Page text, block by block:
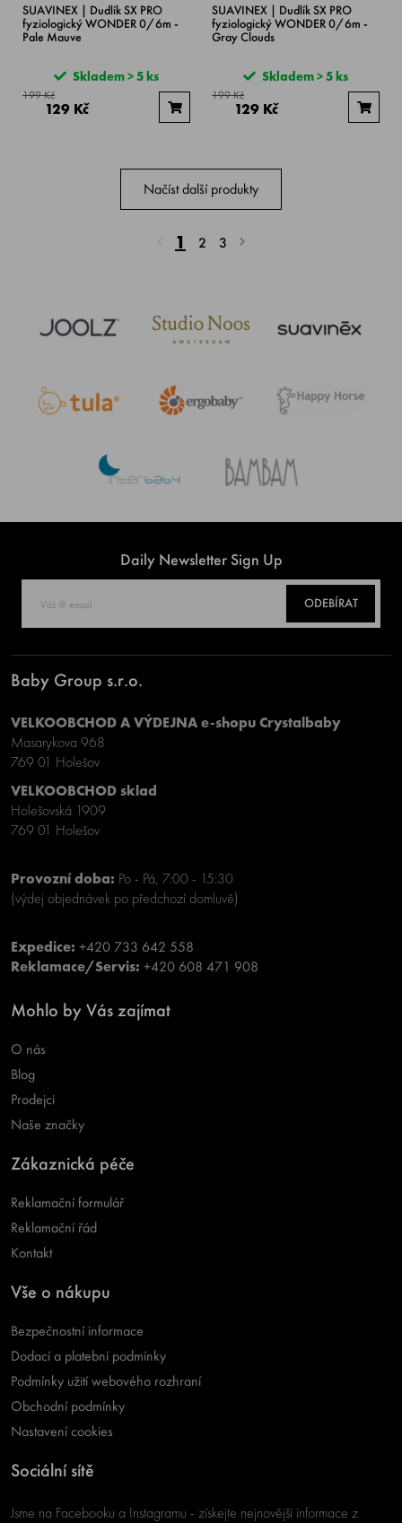
SUAVINEX | Dudlík SX PRO
fyziologický WONDER 0/6m -
Pale Mauve
Skladem > 5 ks
199 Kč
129 Kč
SUAVINEX | Dudlík SX PRO
fyziologický WONDER 0/6m -
Gray Clouds
Skladem > 5 ks
199 Kč
129 Kč
Načíst další produkty
1 2 3
Daily Newsletter Sign Up
ODEBÍRAT
Baby Group s.r.o.
VELKOOBCHOD A VÝDEJNA e-shopu Crystalbaby
Masarykova 968
769 01 Holešov
VELKOOBCHOD sklad
Holešovská 1909
769 01 Holešov
Provozní doba: Po - Pá, 7:00 - 15:30
(výdej objednávek po předchozí domluvě)
Expedice: +420 733 642 558
Reklamace/Servis: +420 608 471 908
Mohlo by Vás zajímat
O nás
Blog
Prodejci
Naše značky
Zákaznická péče
Reklamační formulář
Reklamační řád
Kontakt
Vše o nákupu
Bezpečnostní informace
Dodací a platební podmínky
Podmínky užití webového rozhraní
Obchodní podmínky
Nastavení cookies
Sociální sítě
Jsme na Facebooku a Instagramu - získejte nejnovější informace z